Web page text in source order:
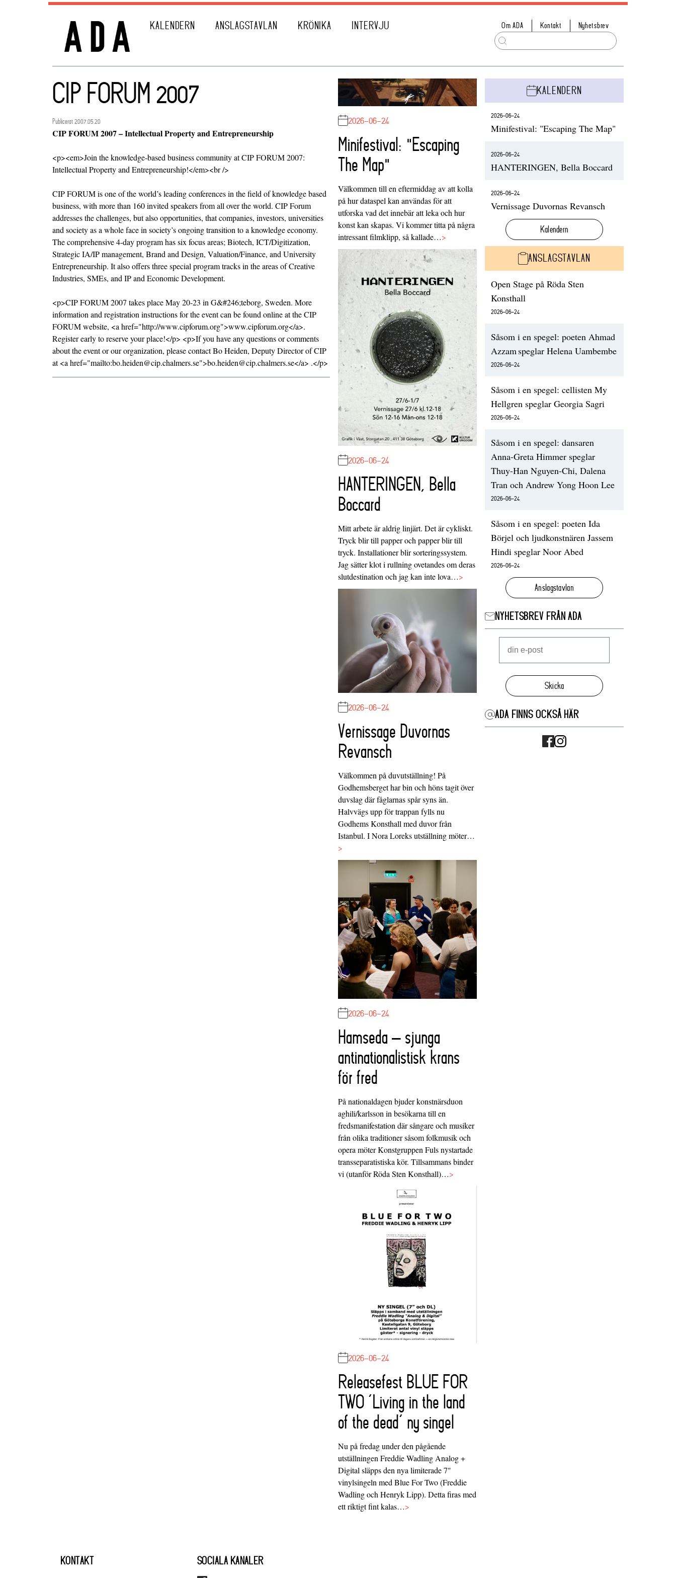
KALENDERN ANSLAGSTAVLAN KRÖNIKA INTERVJU Om ADA Kontakt Nyhetsbrev
CIP FORUM 2007
Publicerat 2007.05.20
CIP FORUM 2007 – Intellectual Property and Entrepreneurship
<p><em>Join the knowledge-based business community at CIP FORUM 2007:
Intellectual Property and Entrepreneurship!</em><br />
CIP FORUM is one of the world’s leading conferences in the field of knowledge based
business, with more than 160 invited speakers from all over the world. CIP Forum
addresses the challenges, but also opportunities, that companies, investors, universities
and society as a whole face in society’s ongoing transition to a knowledge economy.
The comprehensive 4-day program has six focus areas; Biotech, ICT/Digitization,
Strategic IA/IP management, Brand and Design, Valuation/Finance, and University
Entrepreneurship. It also offers three special program tracks in the areas of Creative
Industries, SMEs, and IP and Economic Development.
<p>CIP FORUM 2007 takes place May 20-23 in G&#246;teborg, Sweden. More
information and registration instructions for the event can be found online at the CIP
FORUM website, <a href="http://www.cipforum.org">www.cipforum.org</a>.
Register early to reserve your place!</p> <p>If you have any questions or comments
about the event or our organization, please contact Bo Heiden, Deputy Director of CIP
at <a href="mailto:bo.heiden@cip.chalmers.se">bo.heiden@cip.chalmers.se</a> .</p>
2026-06-24
Minifestival: "Escaping
The Map"
Välkommen till en eftermiddag av att kolla
på hur dataspel kan användas för att
utforska vad det innebär att leka och hur
konst kan skapas. Vi kommer titta på några
intressant filmklipp, så kallade…>
2026-06-24
HANTERINGEN, Bella
Boccard
Mitt arbete är aldrig linjärt. Det är cykliskt.
Tryck blir till papper och papper blir till
tryck. Installationer blir sorteringssystem.
Jag sätter klot i rullning ovetandes om deras
slutdestination och jag kan inte lova…>
2026-06-24
Vernissage Duvornas
Revansch
Välkommen på duvutställning! På
Godhemsberget har bin och höns tagit över
duvslag där fåglarnas spår syns än.
Halvvägs upp för trappan fylls nu
Godhems Konsthall med duvor från
Istanbul. I Nora Loreks utställning möter…
>
2026-06-24
Hamseda – sjunga
antinationalistisk krans
för fred
På nationaldagen bjuder konstnärsduon
aghili/karlsson in besökarna till en
fredsmanifestation där sångare och musiker
från olika traditioner såsom folkmusik och
opera möter Konstgruppen Fuls nystartade
transseparatistiska kör. Tillsammans binder
vi (utanför Röda Sten Konsthall)…>
2026-06-24
Releasefest BLUE FOR
TWO ‘Living in the land
of the dead’ ny singel
Nu på fredag under den pågående
utställningen Freddie Wadling Analog +
Digital släpps den nya limiterade 7"
vinylsingeln med Blue For Two (Freddie
Wadling och Henryk Lipp). Detta firas med
ett riktigt fint kalas…>
KALENDERN
2026-06-24
Minifestival: "Escaping The Map"
2026-06-24
HANTERINGEN, Bella Boccard
2026-06-24
Vernissage Duvornas Revansch
Kalendern
ANSLAGSTAVLAN
Open Stage på Röda Sten
Konsthall
2026-06-24
Såsom i en spegel: poeten Ahmad
Azzam speglar Helena Uambembe
2026-06-24
Såsom i en spegel: cellisten My
Hellgren speglar Georgia Sagri
2026-06-24
Såsom i en spegel: dansaren
Anna-Greta Himmer speglar
Thuy-Han Nguyen-Chi, Dalena
Tran och Andrew Yong Hoon Lee
2026-06-24
Såsom i en spegel: poeten Ida
Börjel och ljudkonstnären Jassem
Hindi speglar Noor Abed
2026-06-24
Anslagstavlan
NYHETSBREV FRÅN ADA
Skicka
ADA FINNS OCKSÅ HÄR
KONTAKT SOCIALA KANALER